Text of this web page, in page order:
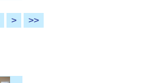
> >>